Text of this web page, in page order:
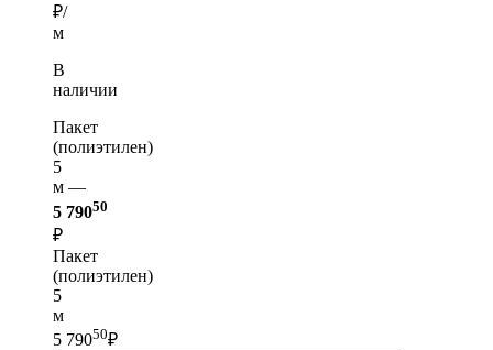
₽/
м
В
наличии
Пакет
(полиэтилен)
5
м —
5 79050
₽
Пакет
(полиэтилен)
5
м
5 79050₽